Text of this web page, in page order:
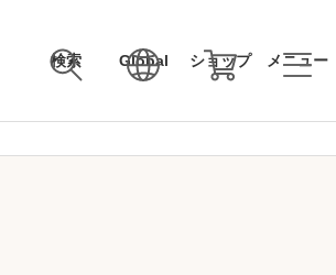
検索 Global ショップ メニュー